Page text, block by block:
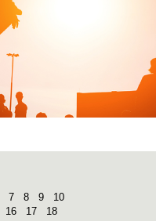
7 8 9
10
16 17
18